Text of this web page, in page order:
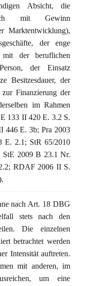
Absicht, die
mit Gewinn
Marktentwicklung),
der enge
mit der beruflichen
der Einsatz
Besitzesdauer, der
Finanzierung der
im Rahmen
133 II 420 E. 3.2 S.
446 E. 3b; Pra 2003
E. 2.1; StR 65/2010
StE 2009 B 23.1 Nr.
RDAF 2006 II S.
nach Art. 18 DBG
stets nach den
Die einzelnen
betrachtet werden
Intensität auftreten.
mit anderen, im
um eine